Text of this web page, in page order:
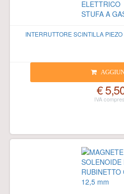
INTERRUTTORE SCINTILLA
€